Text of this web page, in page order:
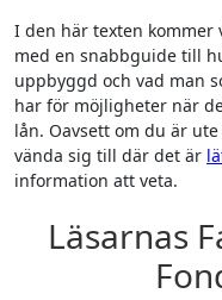
I den här texten
med en snabbguide till
uppbyggd och vad man
har för möjligheter när
lån. Oavsett om du är
vända sig till där det är
information att veta.
Läsarnas